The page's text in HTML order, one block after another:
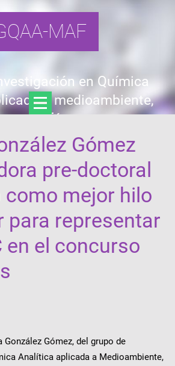
MAF
en Química
a medioambiente,
y fármacos
Gómez
pre-doctoral
como mejor hilo
para representar
en el concurso
González Gómez, del grupo de
Analítica aplicada a Medioambiente,